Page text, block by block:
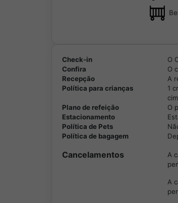
Check-in
O
Confira
O
Recepção
A
Política para crianças
1
Plano de refeição
O
Estacionamento
Política de Pets
Política de bagagem
Cancelamentos
A
A